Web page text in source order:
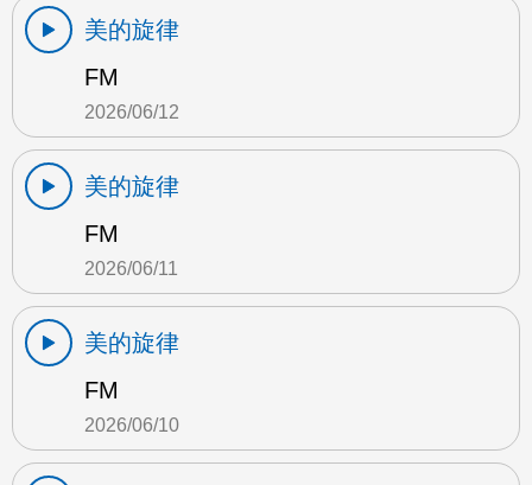
美的旋律
FM
2026/06/12
美的旋律
FM
2026/06/11
美的旋律
FM
2026/06/10